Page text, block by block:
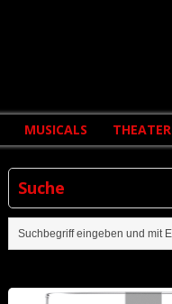
MUSICALS THEATER
Suche